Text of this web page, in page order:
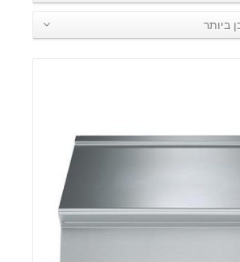
ביותר
פרטים: